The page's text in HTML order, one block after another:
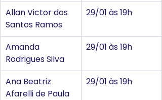
Allan Victor dos
Santos Ramos
29/01 às 19h
Amanda
Rodrigues Silva
29/01 às 19h
Ana Beatriz
Afarelli de Paula
29/01 às 19h